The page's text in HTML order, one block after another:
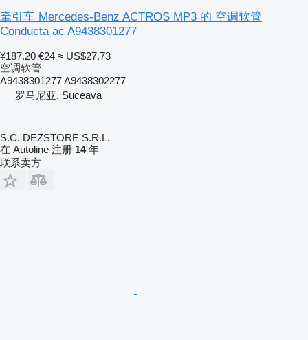
牵引车 Mercedes-Benz ACTROS MP3 的 空调软管
Conducta ac A9438301277
¥187.20 €24 ≈ US$27.73
空调软管
A9438301277 A9438302277
罗马尼亚, Suceava
S.C. DEZSTORE S.R.L.
在 Autoline 注册 14年
联系卖方